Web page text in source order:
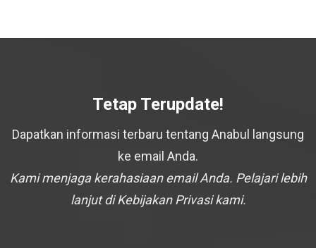
Tetap Terupdate!
Dapatkan informasi terbaru tentang Anabul langsung
ke email Anda.
Kami menjaga kerahasiaan email Anda. Pelajari lebih
lanjut di Kebijakan Privasi kami.